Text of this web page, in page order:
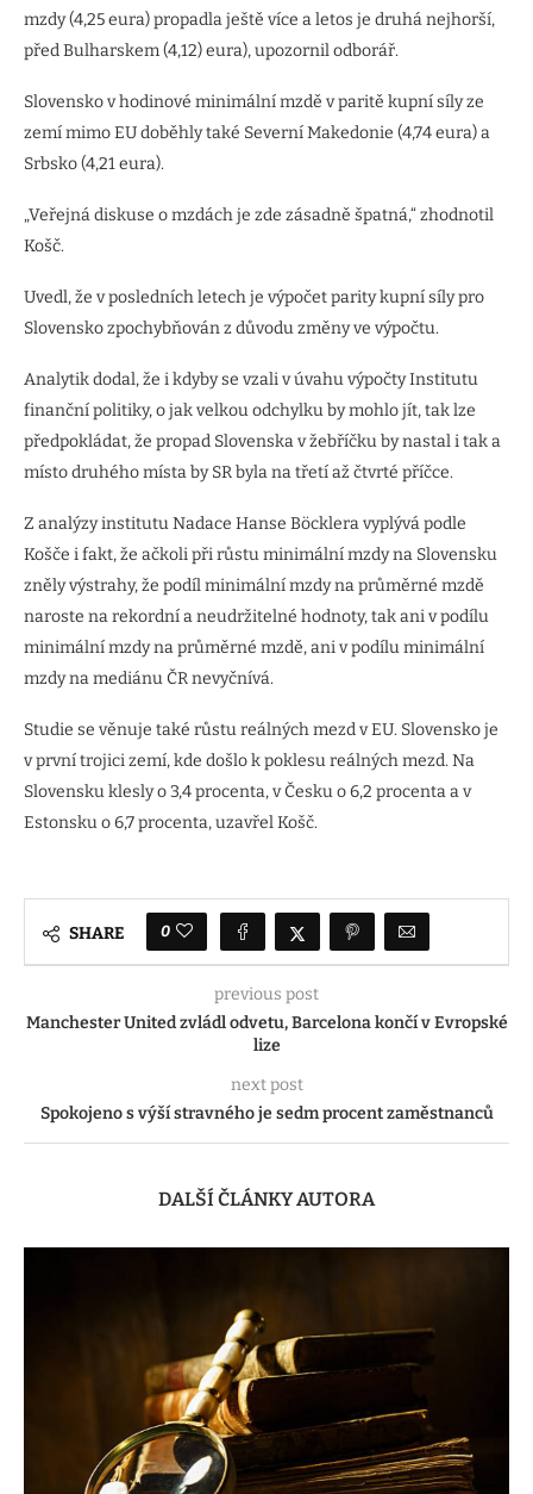
mzdy (4,25 eura) propadla ještě více a letos je druhá nejhorší,
před Bulharskem (4,12) eura), upozornil odborář.
Slovensko v hodinové minimální mzdě v paritě kupní síly ze
zemí mimo EU doběhly také Severní Makedonie (4,74 eura) a
Srbsko (4,21 eura).
„Veřejná diskuse o mzdách je zde zásadně špatná,“ zhodnotil
Košč.
Uvedl, že v posledních letech je výpočet parity kupní síly pro
Slovensko zpochybňován z důvodu změny ve výpočtu.
Analytik dodal, že i kdyby se vzali v úvahu výpočty Institutu
finanční politiky, o jak velkou odchylku by mohlo jít, tak lze
předpokládat, že propad Slovenska v žebříčku by nastal i tak a
místo druhého místa by SR byla na třetí až čtvrté příčce.
Z analýzy institutu Nadace Hanse Böcklera vyplývá podle
Košče i fakt, že ačkoli při růstu minimální mzdy na Slovensku
zněly výstrahy, že podíl minimální mzdy na průměrné mzdě
naroste na rekordní a neudržitelné hodnoty, tak ani v podílu
minimální mzdy na průměrné mzdě, ani v podílu minimální
mzdy na mediánu ČR nevyčnívá.
Studie se věnuje také růstu reálných mezd v EU. Slovensko je
v první trojici zemí, kde došlo k poklesu reálných mezd. Na
Slovensku klesly o 3,4 procenta, v Česku o 6,2 procenta a v
Estonsku o 6,7 procenta, uzavřel Košč.
SHARE 0
previous post
Manchester United zvládl odvetu, Barcelona končí v Evropské
lize
next post
Spokojeno s výší stravného je sedm procent zaměstnanců
DALŠÍ ČLÁNKY AUTORA